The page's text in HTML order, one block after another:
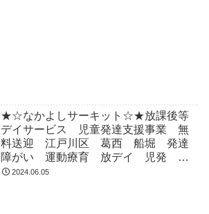
★☆なかよしサーキット☆★放課後等
デイサービス 児童発達支援事業 無
料送迎 江戸川区 葛西 船堀 発達
障がい 運動療育 放デイ 児発
ADHD 自閉症
2024.06.05